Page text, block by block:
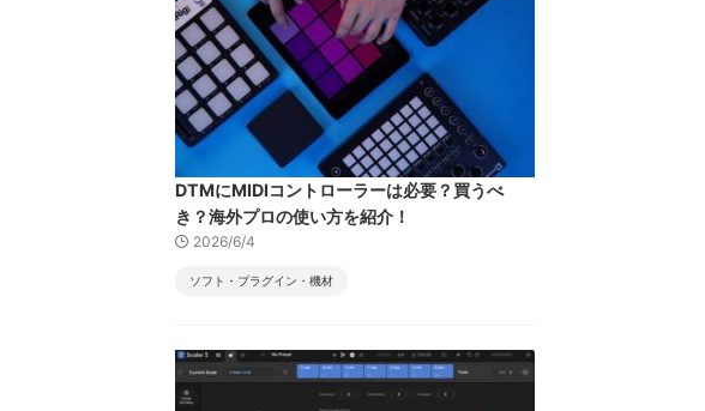
DTMにMIDIコントローラーは必要？買うべ
き？海外プロの使い方を紹介！
2026/6/4
ソフト・プラグイン・機材